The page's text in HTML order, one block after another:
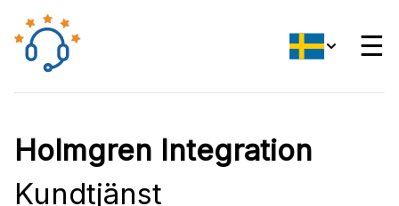
☰
Holmgren Integration
Kundtjänst